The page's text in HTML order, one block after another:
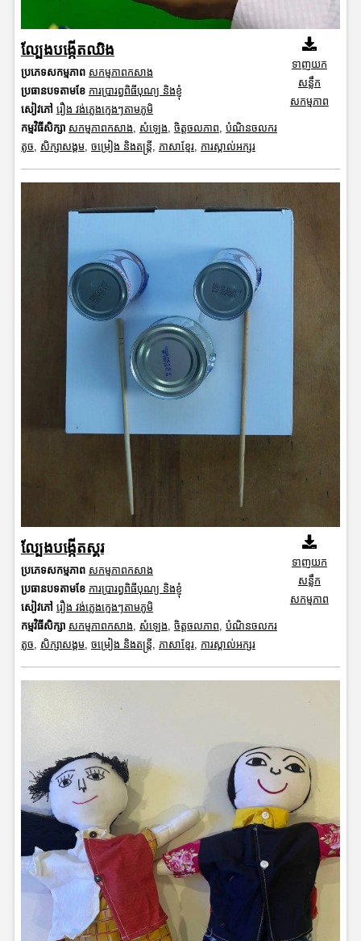
ល្បែងបង្កើតឈិង
ប្រភេទសកម្មភាព សកម្មភាពកសាង
ប្រធានបទតាមខែ ការប្រារព្ធពិធីបុណ្យ និងខ្ញុំ
សៀវភៅ រឿង វង់ភ្លេងក្មេងៗតាមភូមិ
កម្មវិធីសិក្សា សកម្មភាពកសាង សំឡេង ចិត្តចលភាព បំណិនចលករ
តូច
សិក្សាសង្គម, ចម្រៀង និងតន្ត្រី ភាសាខ្មែរ, ការស្គាល់អក្សរ
ទាញយក
សន្លឹក
សកម្មភាព
ល្បែងបង្កើតស្គរ
ប្រភេទសកម្មភាព សកម្មភាពកសាង
ប្រធានបទតាមខែ ការប្រារព្ធពិធីបុណ្យ និងខ្ញុំ
សៀវភៅ រឿង វង់ភ្លេងក្មេងៗតាមភូមិ
កម្មវិធីសិក្សា សកម្មភាពកសាង, សំឡេង, ចិត្តចលភាព, បំណិនចលករ
តូច, សិក្សាសង្គម, ចម្រៀង និងតន្ត្រី, ភាសាខ្មែរ, ការស្គាល់អក្សរ
ទាញយក
សន្លឹក
សកម្មភាព